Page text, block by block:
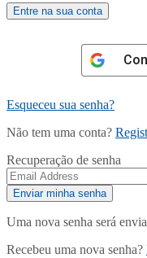
Esqueceu sua senha?
Não tem uma conta?
Recuperação de senha
Uma nova senha será
Recebeu uma nova senha?